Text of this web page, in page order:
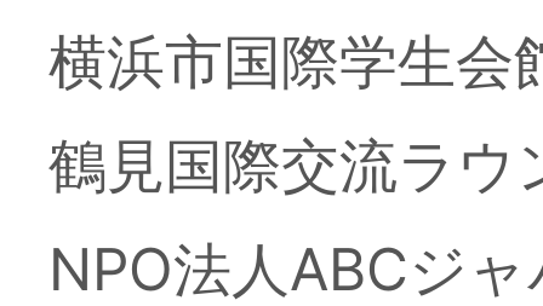
横浜市国際学生会
鶴見国際交流ラウ
NPO法人ABCジ